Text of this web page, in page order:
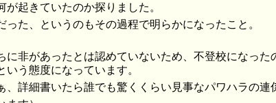
起きていたのか探りました。
った、というのもその過程で明らかになったこと。
に非があったとは認めていないため、不登校になった
う態度になっています。
、詳細書いたら誰でも驚くくらい見事なパワハラの連